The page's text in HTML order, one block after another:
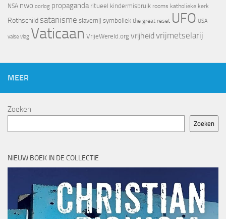
NSA nwo oorlog propaganda ritueel kindermisbruik rooms katholieke kerk
Rothschild satanisme slavernij symboliek the great reset UFO USA
valse vlag Vaticaan VrijeWereld.org vrijheid vrijmetselarij
MEER
Zoeken
Zoeken
NIEUW BOEK IN DE COLLECTIE